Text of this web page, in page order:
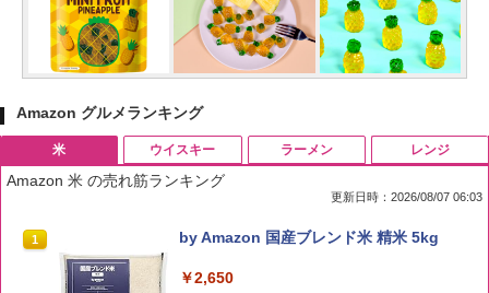
Amazon グルメランキング
米
Amazon 米 の売れ筋ランキング
更新日時：2026/08/07 06:03
1 by Amazon 国産ブレンド米 精米 5kg
￥2,650
ウイスキー ラーメン レンジ